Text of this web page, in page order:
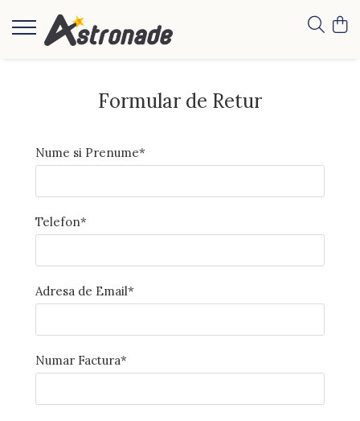
Formular de Retur
Nume si Prenume*
Telefon*
Adresa de Email*
Numar Factura*